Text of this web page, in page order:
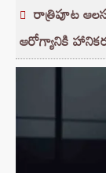
రాత్రిపూట
ఆరోగ్యానికి